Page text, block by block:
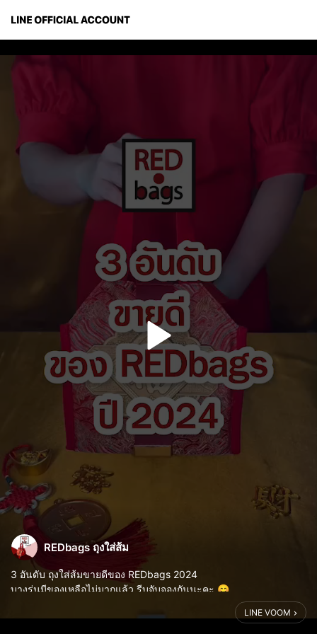
REDbags ถุงใส่ส้ม
3 อันดับ ถุงใส่ส้มขายดีของ REDbags 2024
บางรุ่นมีของเหลือไม่มากแล้ว รีบจับจองกันนะคะ 😊
วันตรุษจีน ตรงกับวันเสาร์ที่ 10 กุมภาพันธ์ 2024
LINE VOOM